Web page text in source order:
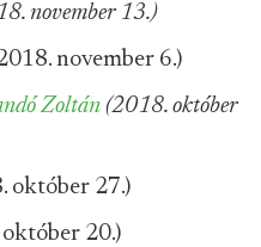
november 13.)
november 6.)
Zoltán (2018. október
október 27.)
20.)